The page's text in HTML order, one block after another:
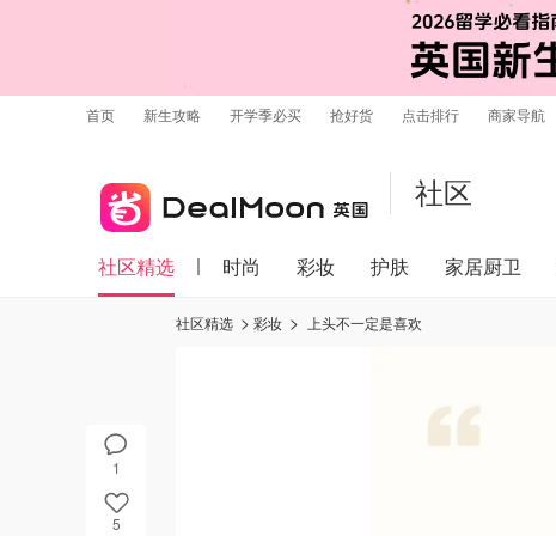
首页 新生攻略 开学季必买 抢好货 点击排行 商家导航
社区
社区精选 时尚 彩妆 护肤 家居厨卫
1
5
社区精选 彩妆 上头不一定是喜欢